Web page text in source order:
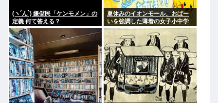
(ヽ´ん`) 嫌儲民「ケンモメン」の
定義 何て答える？
夏休みのイオンモール、おぱー
いを強調した薄着の女子小中学
生だらけ。あれ恥ずかしくない